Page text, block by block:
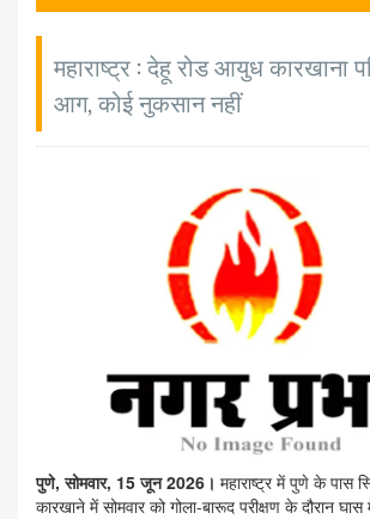
महाराष्ट्र : देहू रोड आयुध कारखाना
आग, कोई नुकसान नहीं
पुणे, सोमवार, 15 जून 2026। महाराष्ट्र में पुणे के पास
कारखाने में सोमवार को गोला-बारूद परीक्षण के दौरान